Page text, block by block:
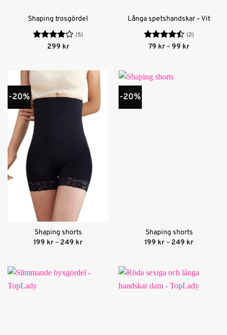
Shaping trosgördel
Betygsatt
(5)
299 kr
Långa spetshandskar – Vit
Betygsatt
(2)
79 kr–99 kr
-20%
Shaping shorts
199 kr– 249 krPrisintervall:
-20%
Shaping shorts
199 kr– 249 kr